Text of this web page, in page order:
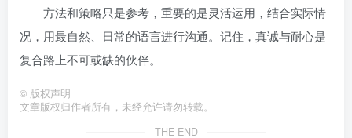
方法和策略只是参考，重要的是灵活运用，结合实际情
况，用最自然、日常的语言进行沟通。记住，真诚与耐心是
复合路上不可或缺的伙伴。
© 版权声明
文章版权归作者所有，未经允许请勿转载。
THE END